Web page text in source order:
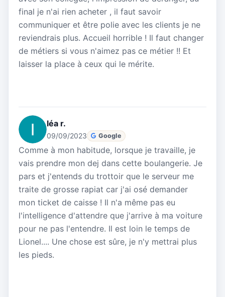
final je n'ai rien acheter , il faut savoir
communiquer et être polie avec les clients je ne
reviendrais plus. Accueil horrible ! Il faut changer
de métiers si vous n'aimez pas ce métier !! Et
laisser la place à ceux qui le mérite.
léa r.
09/09/2023 Google
Comme à mon habitude, lorsque je travaille, je
vais prendre mon dej dans cette boulangerie. Je
pars et j'entends du trottoir que le serveur me
traite de grosse rapiat car j'ai osé demander
mon ticket de caisse ! Il n'a même pas eu
l'intelligence d'attendre que j'arrive à ma voiture
pour ne pas l'entendre. Il est loin le temps de
Lionel.... Une chose est sûre, je n'y mettrai plus
les pieds.